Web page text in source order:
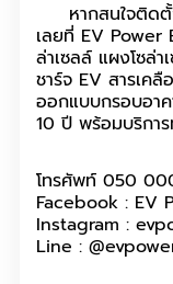
หากสนใจติดตั้ง
เลยที่ EV Power
ล่าเซลล์ แผงโซล่
ชาร์จ EV สารเค
ออกแบบกรอบอา
10 ปี พร้อมบริการ
โทรศัพท์ 050
Facebook : EV
Instagram :
Line :